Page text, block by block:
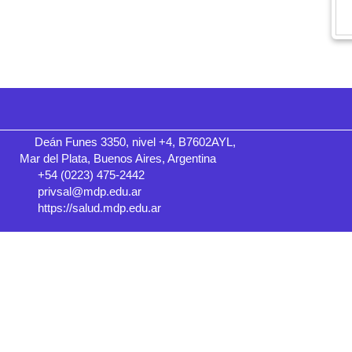
Deán Funes 3350, nivel +4, B7602AYL,
Mar del Plata, Buenos Aires, Argentina
+54 (0223) 475-2442
privsal@mdp.edu.ar
https://salud.mdp.edu.ar